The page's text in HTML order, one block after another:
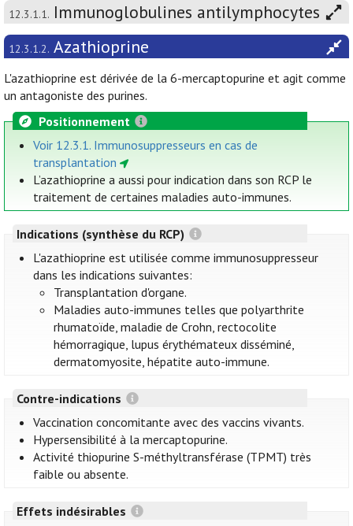
12.3.1.1. Immunoglobulines antilymphocytes
12.3.1.2. Azathioprine
L'azathioprine est dérivée de la 6-mercaptopurine et agit comme
un antagoniste des purines.
Positionnement
Voir 12.3.1. Immunosuppresseurs en cas de
transplantation
L’azathioprine a aussi pour indication dans son RCP le
traitement de certaines maladies auto-immunes.
Indications (synthèse du RCP)
L'azathioprine est utilisée comme immunosuppresseur
dans les indications suivantes:
Transplantation d'organe.
Maladies auto-immunes telles que polyarthrite
rhumatoïde, maladie de Crohn, rectocolite
hémorragique, lupus érythémateux disséminé,
dermatomyosite, hépatite auto-immune.
Contre-indications
Vaccination concomitante avec des vaccins vivants.
Hypersensibilité à la mercaptopurine.
Activité thiopurine S-méthyltransférase (TPMT) très
faible ou absente.
Effets indésirables